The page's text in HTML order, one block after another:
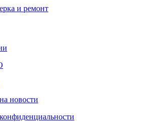
и ремонт
новости